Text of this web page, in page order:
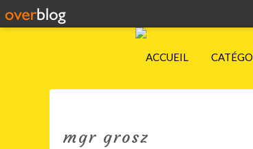
ACCUEIL
mgr grosz